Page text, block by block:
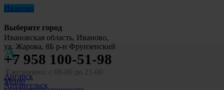
Иваново
Выберите город
А
Ангарск
Архангельск
Ивановская область, Иваново,
ул. Жарова, 8Б р-н Фрунзенский
+7 958 100-51-98
Ежедневно: с 08-00 до 21-00
Меню